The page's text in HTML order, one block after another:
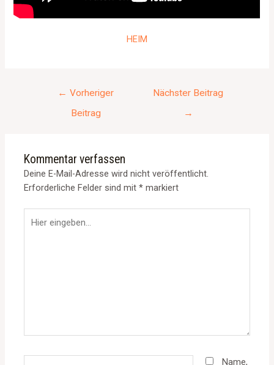
HEIM
← Vorheriger
Beitrag
Nächster Beitrag
→
Kommentar verfassen
Deine E-Mail-Adresse wird nicht veröffentlicht.
Erforderliche Felder sind mit* markiert
eingeben…
Name,